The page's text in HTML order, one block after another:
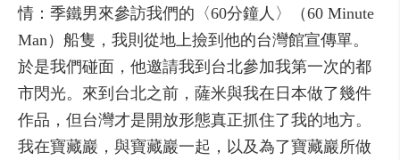
情：季鐵男來參訪我們的〈60分鐘人〉（60 Minute
Man）船隻，我則從地上撿到他的台灣館宣傳單。
於是我們碰面，他邀請我到台北參加我第一次的都
市閃光。來到台北之前，薩米與我在日本做了幾件
作品，但台灣才是開放形態真正抓住了我的地方。
我在寶藏巖，與寶藏巖一起，以及為了寶藏巖所做